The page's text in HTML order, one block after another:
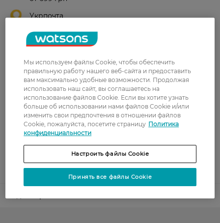
Укрпочта
Стоимость доставки – 79 грн, бесплатная
доставка от – 599 грн
Забрать сегодня в магазине Watsons
Стоимость доставки – 0 грн
Показать больше
Оплата
Оплата картой
Послеоплата
Показать больше
Мы используем файлы Cookie, чтобы обеспечить
правильную работу нашего веб-сайта и предоставить
вам максимально удобные возможности. Продолжая
использовать наш сайт, вы соглашаетесь на
использование файлов Cookie. Если вы хотите узнать
больше об использовании нами файлов Cookie и/или
изменить свои предпочтения в отношении файлов
Cookie, пожалуйста, посетите страницу Политика
конфиденциальности
Настроить файлы Cookie
Принять все файлы Cookie